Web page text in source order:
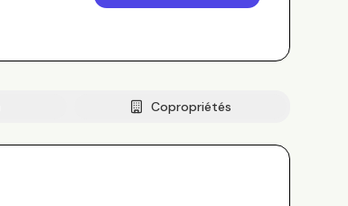
Copropriétés